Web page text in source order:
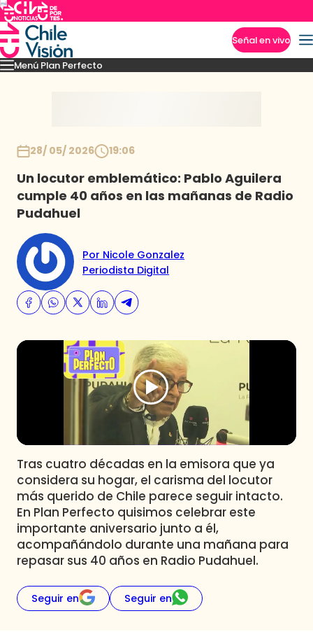
Señal en vivo
Menú Plan Perfecto
Momentos Capítulos Novedades
28/ 05/ 2026 19:06
Un locutor emblemático: Pablo Aguilera
cumple 40 años en las mañanas de Radio
Pudahuel
Por Nicole Gonzalez
Periodista Digital
Tras cuatro décadas en la emisora que ya
considera su hogar, el carisma del locutor
más querido de Chile parece seguir intacto.
En Plan Perfecto quisimos celebrar este
importante aniversario junto a él,
acompañándolo durante una mañana para
repasar sus 40 años en Radio Pudahuel.
Seguir en Seguir en
Imperdibles
Club De La Comedia
Contigo en Directo
Plan Perfecto
Todos Los Programas